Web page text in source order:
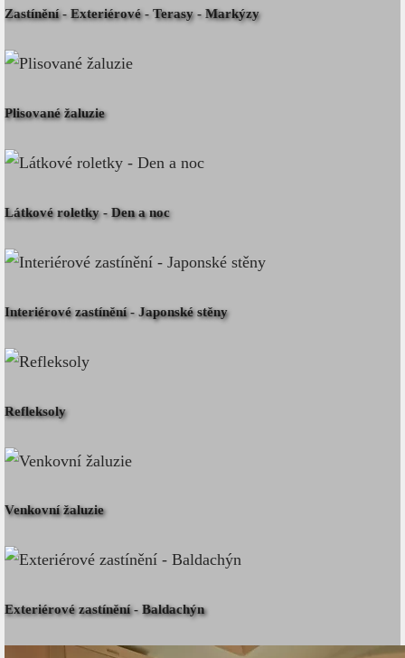
Zastínění - Exteriérové - Terasy - Markýzy
Plisované žaluzie
Látkové roletky - Den a noc
Interiérové zastínění - Japonské stěny
Refleksoly
Venkovní žaluzie
Exteriérové zastínění - Baldachýn